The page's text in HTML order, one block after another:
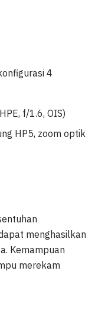
4
f/1.6, OIS)
HP5, zoom optik
menghasilkan
Kemampuan
merekam